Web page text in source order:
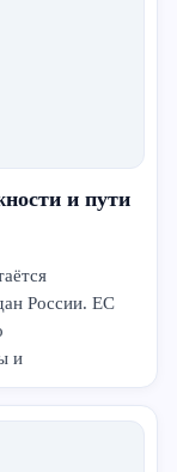
и пути
России. ЕС
и